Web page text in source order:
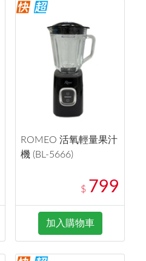
ROMEO 活氧輕量果汁
機 (BL-5666)
$ 799
加入購物車